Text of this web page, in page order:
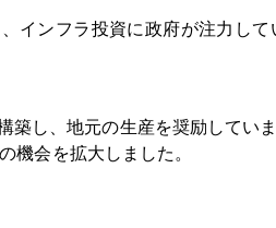
ンフラ投資に政府が注力して
し、地元の生産を奨励していま
機会を拡大しました。